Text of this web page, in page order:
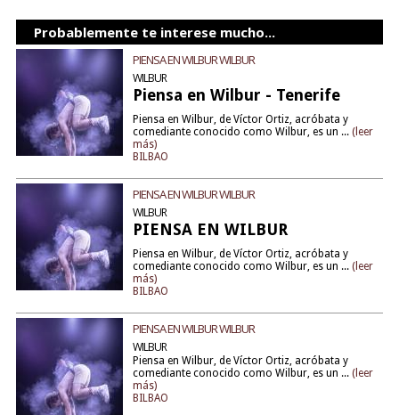
Probablemente te interese mucho...
PIENSA EN WILBUR WILBUR
WILBUR
Piensa en Wilbur - Tenerife
Piensa en Wilbur, de Víctor Ortiz, acróbata y
comediante conocido como Wilbur, es un ... (leer
más)
BILBAO
PIENSA EN WILBUR WILBUR
WILBUR
PIENSA EN WILBUR
Piensa en Wilbur, de Víctor Ortiz, acróbata y
comediante conocido como Wilbur, es un ... (leer
más)
BILBAO
PIENSA EN WILBUR WILBUR
WILBUR
Piensa en Wilbur, de Víctor Ortiz, acróbata y
comediante conocido como Wilbur, es un ... (leer
más)
BILBAO